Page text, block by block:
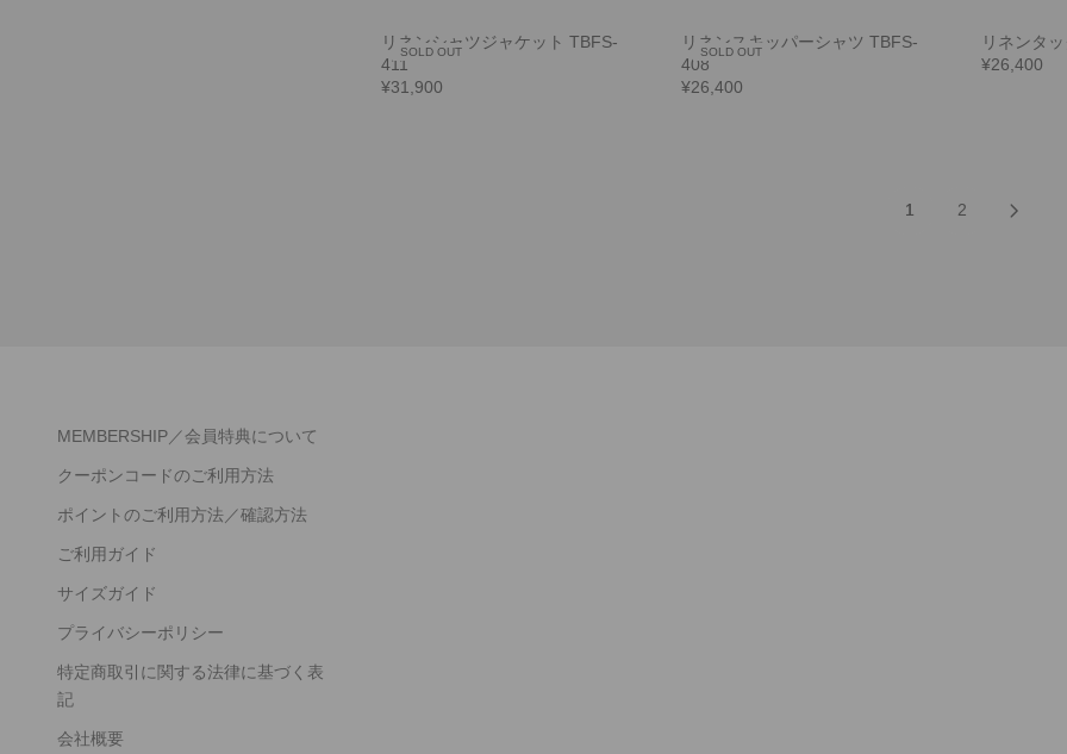
SOLD OUT
リネンシャツジャケット TBFS-
411
¥31,900
SOLD OUT
リネンスキッパーシャツ TBFS-
408
¥26,400
リネンタ
¥26,400
1 2
MEMBERSHIP／会員特典について
クーポンコードのご利用方法
ポイントのご利用方法／確認方法
ご利用ガイド
サイズガイド
プライバシーポリシー
特定商取引に関する法律に基づく表
記
会社概要